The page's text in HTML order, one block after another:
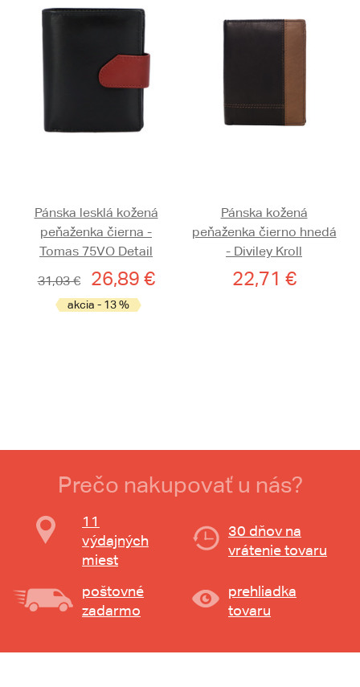
Pánska lesklá kožená
peňaženka čierna -
Tomas 75VO Detail
31,03 €
26,89 €
akcia - 13 %
Pánska kožená
peňaženka čierno hnedá
- Diviley Kroll
22,71 €
Prečo nakupovať u nás?
11
výdajných
miest
30 dňov na
vrátenie tovaru
poštovné
zadarmo
prehliadka
tovaru